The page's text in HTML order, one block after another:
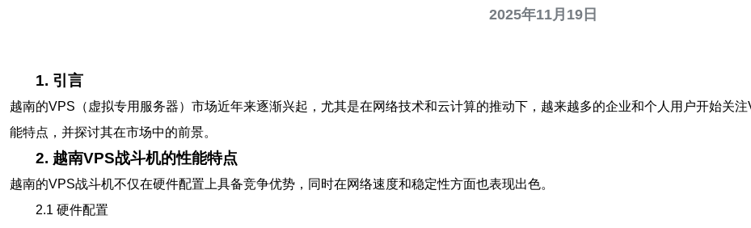
2025年11月19日
1. 引言
越南的VPS（虚拟专用服务器）市场近年来逐渐兴起，尤其是在网络技术和云计算的推动下，越来越多的企业和个人用户开始关
能特点，并探讨其在市场中的前景。
2. 越南VPS战斗机的性能特点
越南的VPS战斗机不仅在硬件配置上具备竞争优势，同时在网络速度和稳定性方面也表现出色。
2.1 硬件配置